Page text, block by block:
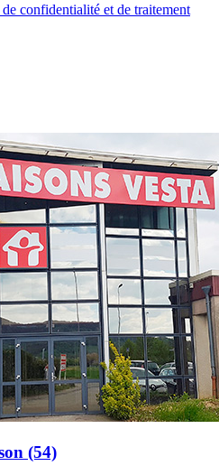
confidentialité et de traitement
(54)